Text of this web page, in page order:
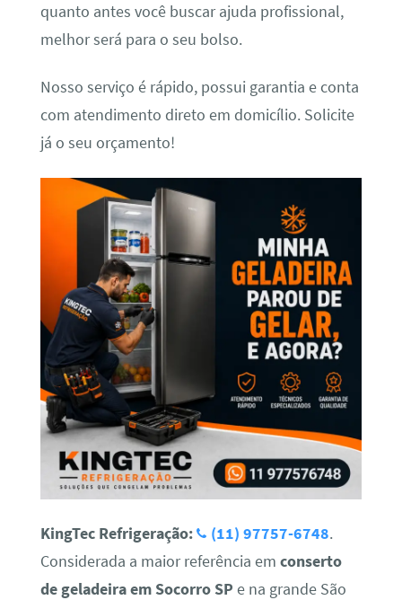
quanto antes você buscar ajuda profissional,
melhor será para o seu bolso.
Nosso serviço é rápido, possui garantia e conta
com atendimento direto em domicílio. Solicite
já o seu orçamento!
KingTec Refrigeração: (11) 97757-6748.
Considerada a maior referência em conserto
de geladeira em Socorro SP e na grande São